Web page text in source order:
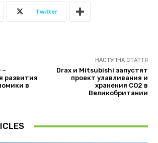
Twitter
–
развития
в
НАСТУПНА СТАТТЯ
Drax и Mitsubishi запустят
проект улавливания и
хранения CO2 в
Великобритании